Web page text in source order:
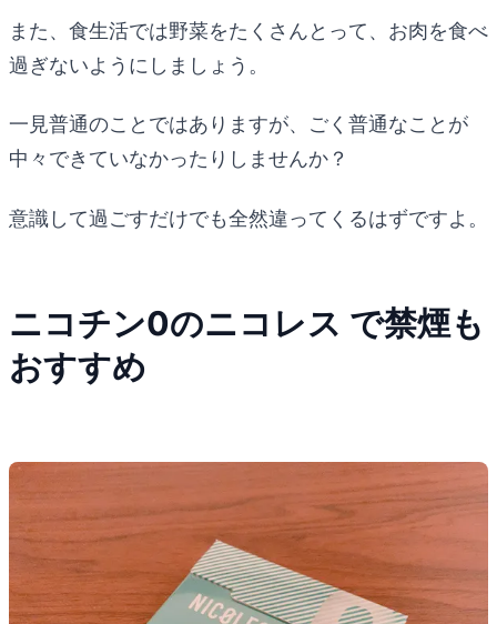
また、食生活では野菜をたくさんとって、お肉を食べ
過ぎないようにしましょう。
一見普通のことではありますが、ごく普通なことが
中々できていなかったりしませんか？
意識して過ごすだけでも全然違ってくるはずですよ。
ニコチン0のニコレス で禁煙も
おすすめ